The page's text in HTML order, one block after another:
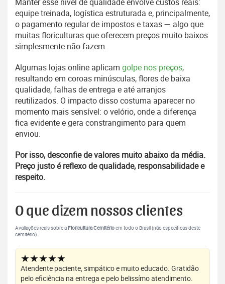
equipe treinada, logística estruturada e, principalmente,
o pagamento regular de impostos e taxas — algo que
muitas floriculturas que oferecem preços muito baixos
simplesmente não fazem.
Algumas lojas online aplicam golpe nos preços,
resultando em coroas minúsculas, flores de baixa
qualidade, falhas de entrega e até arranjos
reutilizados. O impacto disso costuma aparecer no
momento mais sensível: o velório, onde a diferença
fica evidente e gera constrangimento para quem
enviou.
Por isso, desconfie de valores muito abaixo da média.
Preço justo é reflexo de qualidade, responsabilidade e
respeito.
O que dizem nossos clientes
Avaliações reais sobre a Floricultura Cemitérioem todo o Brasil (não específicas deste
cemitério).
★★★★★
Atendente paciente, simpático e muito educado. Gratidão
pelo eficiência na entrega e pelo belissímo atendimento.